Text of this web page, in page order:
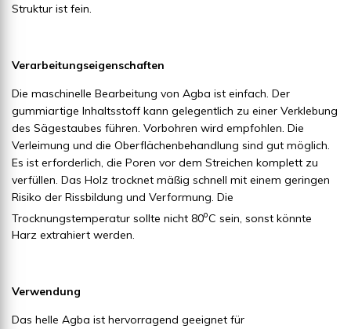
Struktur ist fein.
Verarbeitungseigenschaften
Die maschinelle Bearbeitung von Agba ist einfach. Der
gummiartige Inhaltsstoff kann gelegentlich zu einer Verklebung
des Sägestaubes führen. Vorbohren wird empfohlen. Die
Verleimung und die Oberflächenbehandlung sind gut möglich.
Es ist erforderlich, die Poren vor dem Streichen komplett zu
verfüllen. Das Holz trocknet mäßig schnell mit einem geringen
Risiko der Rissbildung und Verformung. Die
Trocknungstemperatur sollte nicht 80oC sein, sonst könnte
Harz extrahiert werden.
Verwendung
Das helle Agba ist hervorragend geeignet für